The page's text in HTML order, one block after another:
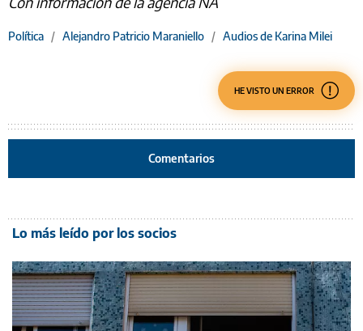
Política / Alejandro Patricio Maraniello / Audios de Karina Milei
HE VISTO UN ERROR
Comentarios
Lo más leído por los socios